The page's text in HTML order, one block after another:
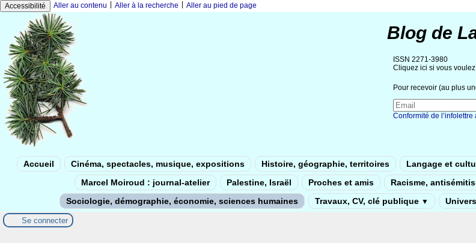
Accessibilité Aller au contenu Aller à la recherche Aller au pied de page
Blog de
ISSN 2271-3980
Cliquez ici si vous voulez
Pour recevoir (au plus
Conformité de l’infolettre
Accueil Cinéma, spectacles, musique, expositions Histoire, géographie, territoires Langage et
Marcel Moiroud : journal-atelier
Palestine, Israël Proches et amis Racisme,
Sociologie, démographie, économie, sciences humaines
Travaux, CV, clé publique ▼
Se connecter